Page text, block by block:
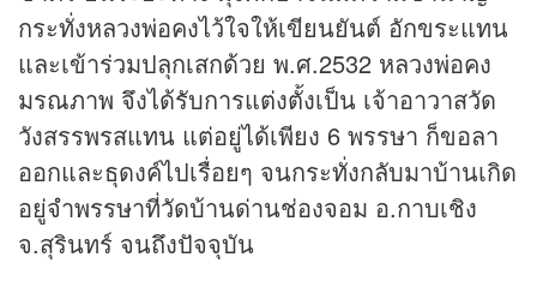
กระทั่งหลวงพ่อคงไว้ใจให้เขียนยันต์ อักขระแทน
และเข้าร่วมปลุกเสกด้วย พ.ศ.2532 หลวงพ่อคง
มรณภาพ จึงได้รับการแต่งตั้งเป็น เจ้าอาวาสวัด
วังสรรพรสแทน แต่อยู่ได้เพียง 6 พรรษา ก็ขอลา
ออกและธุดงค์ไปเรื่อยๆ จนกระทั่งกลับมาบ้านเกิด
อยู่จำพรรษาที่วัดบ้านด่านช่องจอม อ.กาบเชิง
จ.สุรินทร์ จนถึงปัจจุบัน